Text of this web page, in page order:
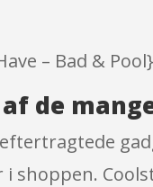
– Bad & Pool}
de
shoppen.